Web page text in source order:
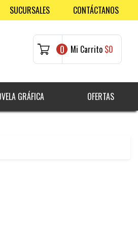
SUCURSALES CONTÁCTANOS
0 Mi Carrito $0
GRÁFICA OFERTAS